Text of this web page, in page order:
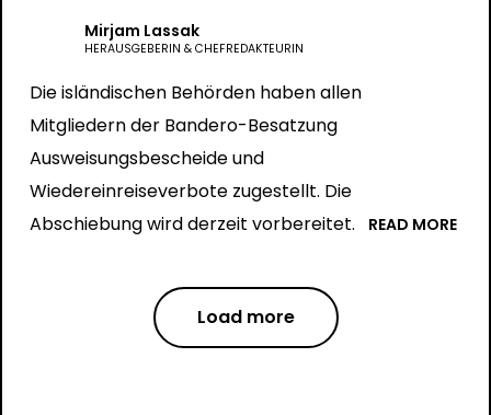
Mirjam Lassak
HERAUSGEBERIN & CHEFREDAKTEURIN
Die isländischen Behörden haben allen
Mitgliedern der Bandero-Besatzung
Ausweisungsbescheide und
Wiedereinreiseverbote zugestellt. Die
Abschiebung wird derzeit vorbereitet.
READ MORE
Load more